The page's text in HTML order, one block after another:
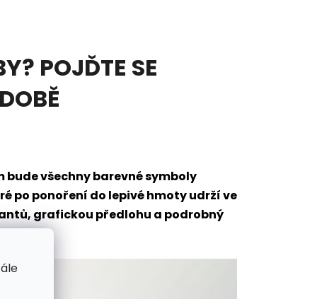
POJĎTE SE
všechny barevné symboly
po ponoření do lepivé hmoty udrží ve
grafickou předlohu a podrobný